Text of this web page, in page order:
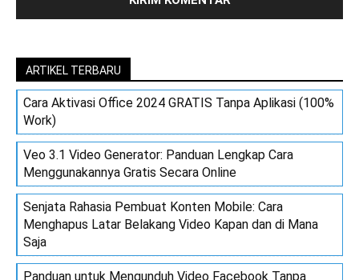
ARTIKEL TERBARU
Cara Aktivasi Office 2024 GRATIS Tanpa Aplikasi (100%
Work)
Veo 3.1 Video Generator: Panduan Lengkap Cara
Menggunakannya Gratis Secara Online
Senjata Rahasia Pembuat Konten Mobile: Cara
Menghapus Latar Belakang Video Kapan dan di Mana
Saja
Panduan untuk Mengunduh Video Facebook Tanpa